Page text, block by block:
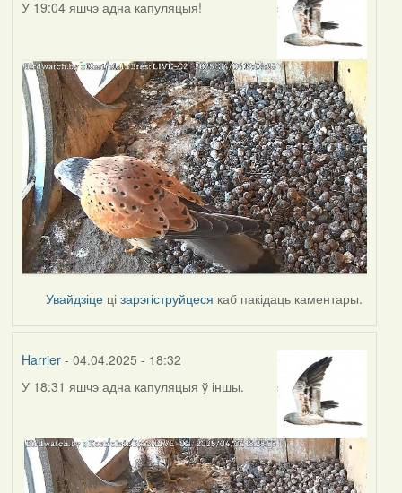
У 19:04 яшчэ адна капуляцыя!
Увайдзіце цізарэгіструйцеся каб пакідаць каментары.
Harrier- 04.04.2025 - 18:32
У 18:31 яшчэ адна капуляцыя ў іншы.